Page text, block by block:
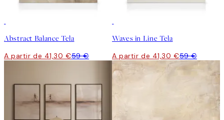
Abstract Balance Tela
A partir de 41,30 €59 €
Waves in Line Tela
A partir de 41,30 €59 €